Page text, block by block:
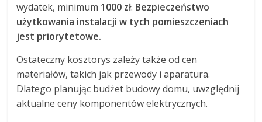
wydatek, minimum 1000 zł. Bezpieczeństwo
użytkowania instalacji w tych pomieszczeniach
jest priorytetowe.
Ostateczny kosztorys zależy także od cen
materiałów, takich jak przewody i aparatura.
Dlatego planując budżet budowy domu, uwzględnij
aktualne ceny komponentów elektrycznych.